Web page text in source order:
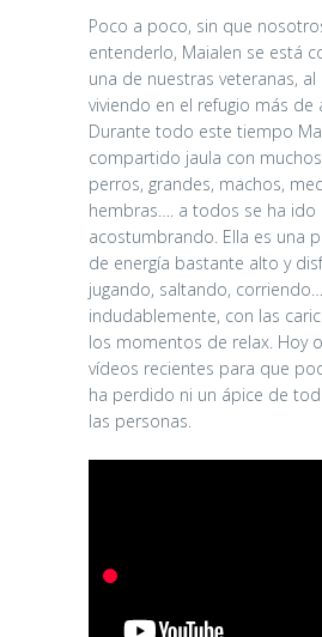
Poco a poco, sin que
entenderlo, Maialen se está
una de nuestras veteranas, al
viviendo en el refugio más de
Durante todo este tiempo
compartido jaula con
perros, grandes, machos,
hembras…. a todos se ha
acostumbrando. Ella es una
de energía bastante alto y
jugando, saltando,
indudablemente, con las
los momentos de relax. Hoy
vídeos recientes para que
ha perdido ni un ápice de
las personas.